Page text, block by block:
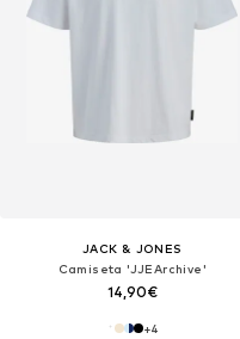
JACK & JONES
Camiseta 'JJEArchive'
14,90€
+4